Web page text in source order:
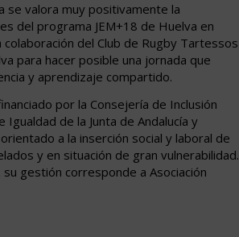
se valora muy positivamente la
del programa JEM+18 de Huelva en
colaboración del Club de Rugby Tartessos
para hacer posible una jornada que
y aprendizaje compartido.
por la Consejería de Inclusión
Igualdad de la Junta de Andalucía y
a la inserción social y laboral de
y en situación de gran vulnerabilidad.
su gestión corresponde a Asociación